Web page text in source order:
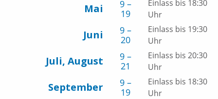
Mai
9 –
19
Einlass bis 18:30
Uhr
Juni
9 –
20
Einlass bis 19:30
Uhr
Juli, August
9 –
21
Einlass bis 20:30
Uhr
September
9 –
19
Einlass bis 18:30
Uhr